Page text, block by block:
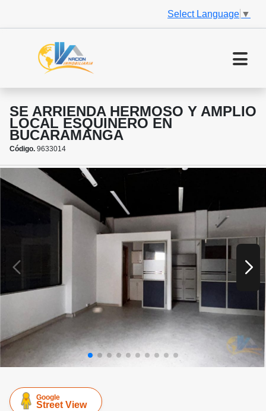
Select Language ▼
SE ARRIENDA HERMOSO Y AMPLIO
LOCAL ESQUINERO EN
BUCARAMANGA
Código. 9633014
Google
Street View